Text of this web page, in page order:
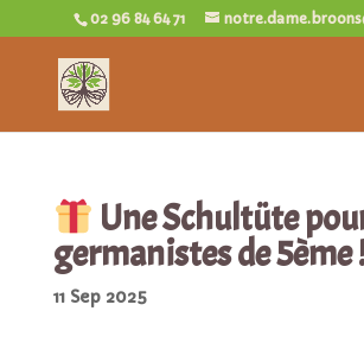
02 96 84 64 71
Une Schultüte
germanistes de 5ème
11 Sep 2025